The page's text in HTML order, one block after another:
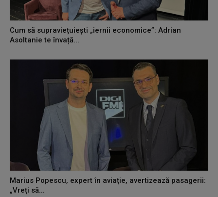
Cum să supraviețuiești „iernii economice”: Adrian
Asoltanie te învață...
Marius Popescu, expert în aviație, avertizează pasagerii:
„Vreți să...